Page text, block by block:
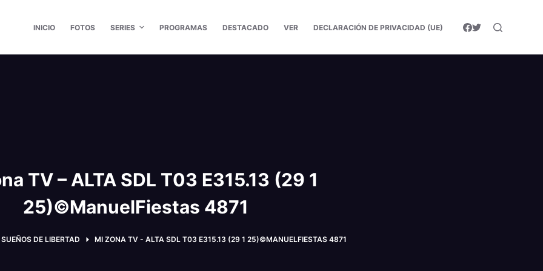
INICIO FOTOS SERIES PROGRAMAS DESTACADO VER DECLARACIÓN DE PRIVACIDAD (UE)
TV – ALTA SDL T03 E315.13 (29 1
25)©ManuelFiestas 4871
SUEÑOS DE LIBERTAD MI ZONA TV - ALTA SDL T03 E315.13 (29 1 25)©MANUELFIESTAS 4871